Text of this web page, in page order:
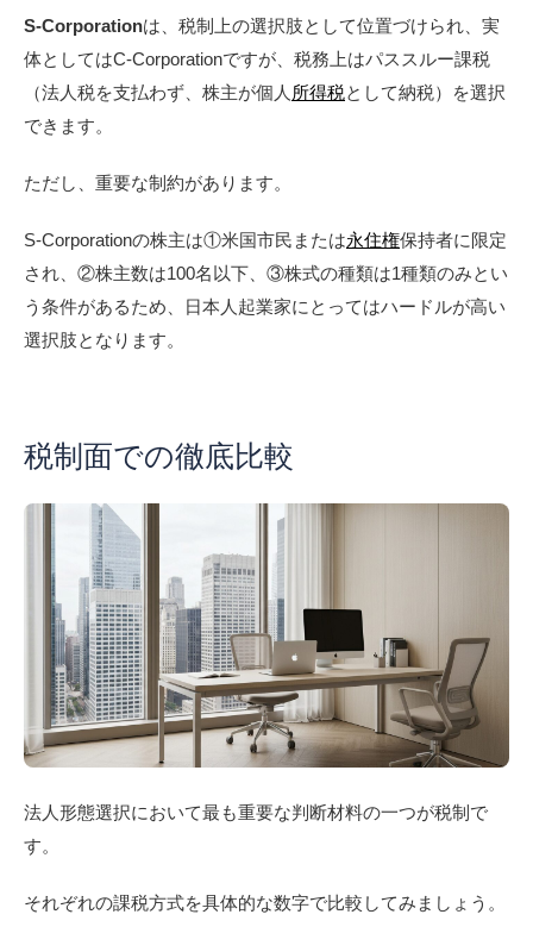
S-Corporationは、税制上の選択肢として位置づけられ、実
体としてはC-Corporationですが、税務上はパススルー課税
（法人税を支払わず、株主が個人 所得税として納税）を選択
できます。
ただし、重要な制約があります。
S-Corporationの株主は①米国市民または永住権保持者に限定
され、②株主数は100名以下、③株式の種類は1種類のみとい
う条件があるため、日本人起業家にとってはハードルが高い
選択肢となります。
税制面での徹底比較
法人形態選択において最も重要な判断材料の一つが税制で
す。
それぞれの課税方式を具体的な数字で比較してみましょう。